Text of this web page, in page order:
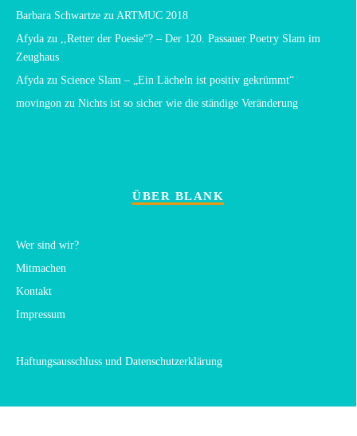
Barbara Schwartze zu ARTMUC 2018
Afyda zu ,,Retter der Poesie“? – Der 120. Passauer Poetry Slam im
Zeughaus
Afyda zu Science Slam – „Ein Lächeln ist positiv gekrümmt“
movingon zu Nichts ist so sicher wie die ständige Veränderung
ÜBER BLANK
Wer sind wir?
Mitmachen
Kontakt
Impressum
Haftungsausschluss und Datenschutzerklärung